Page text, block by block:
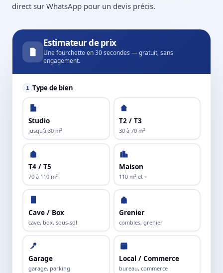
direct sur WhatsApp pour un devis précis.
Estimateur de prix
Une fourchette en 30 secondes — gratuit, sans
engagement.
1 Type de bien
Studio
jusqu'à 30 m²
T2 / T3
30 à 70 m²
T4 / T5
70 à 110 m²
Maison
110 m² et +
Cave / Box
cave, box, sous-sol
Grenier
combles, grenier
Garage
garage, parking
Local / Commerce
bureau, commerce